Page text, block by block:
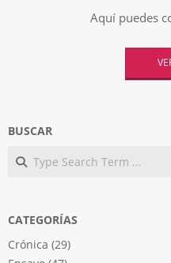
Aquí puedes
BUSCAR
Search
CATEGORÍAS
Crónica (29)